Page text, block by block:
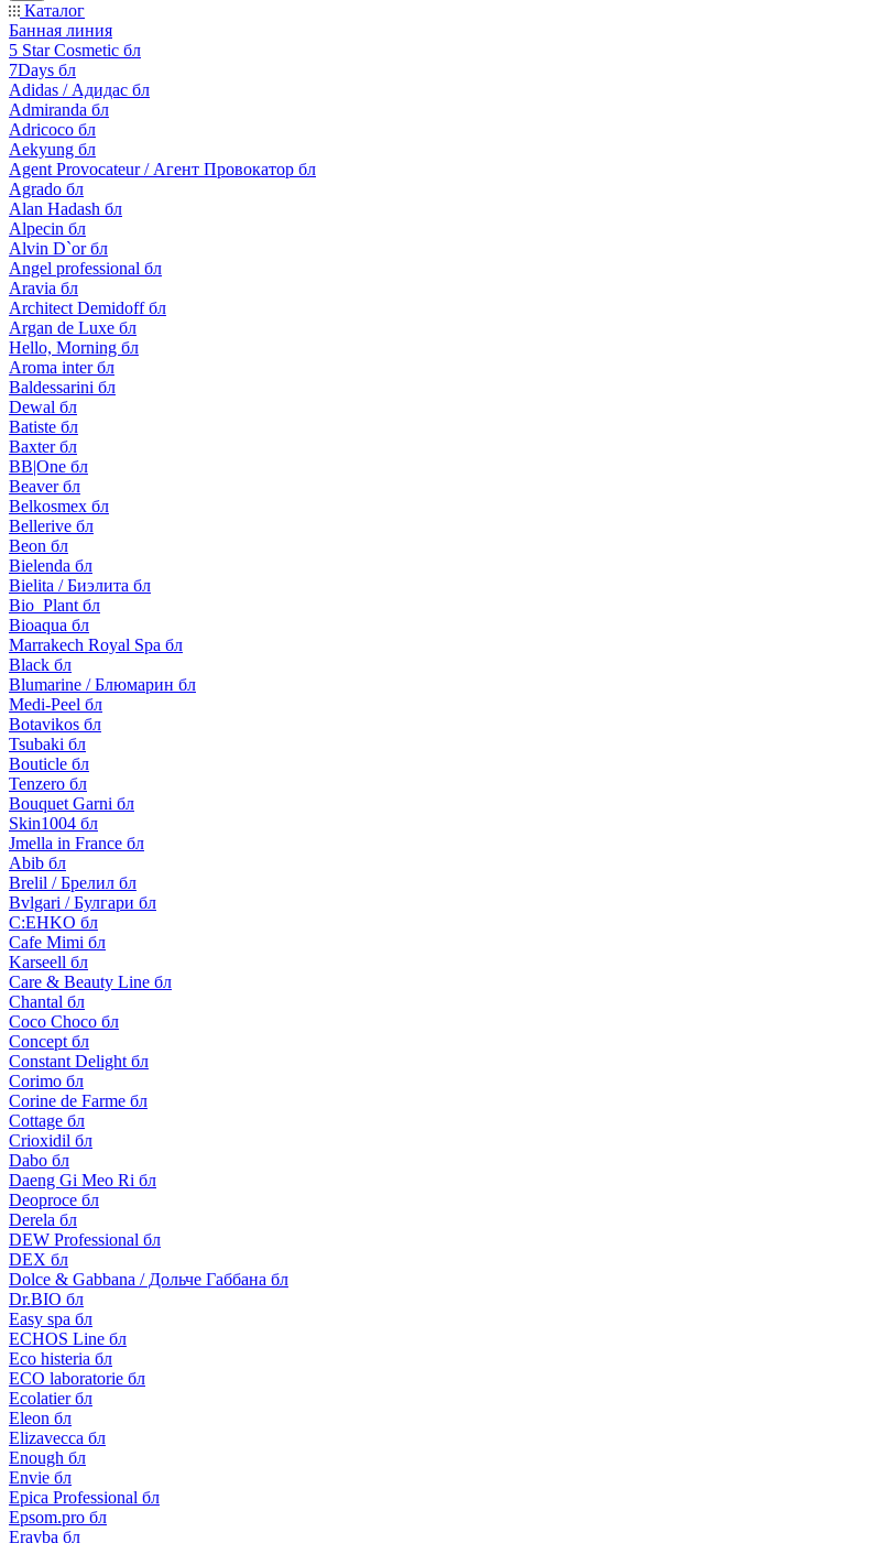
Каталог
Банная линия
5 Star Cosmetic бл
7Days бл
Adidas / Адидас бл
Admiranda бл
Adricoco бл
Aekyung бл
Agent Provocateur / Агент Провокатор бл
Agrado бл
Alan Hadash бл
Alpecin бл
Alvin D`or бл
Angel professional бл
Aravia бл
Architect Demidoff бл
Argan de Luxe бл
Hello, Morning бл
Aroma inter бл
Baldessarini бл
Dewal бл
Batiste бл
Baxter бл
BB|One бл
Beaver бл
Belkosmex бл
Bellerive бл
Beon бл
Bielenda бл
Bielita / Биэлита бл
Bio_Plant бл
Bioaqua бл
Marrakech Royal Spa бл
Black бл
Blumarine / Блюмарин бл
Medi-Peel бл
Botavikos бл
Tsubaki бл
Bouticle бл
Tenzero бл
Bouquet Garni бл
Skin1004 бл
Jmella in France бл
Abib бл
Brelil / Брелил бл
Bvlgari / Булгари бл
C:EHKO бл
Cafe Mimi бл
Karseell бл
Care & Beauty Line бл
Chantal бл
Coco Choco бл
Concept бл
Constant Delight бл
Corimo бл
Corine de Farme бл
Cottage бл
Crioxidil бл
Dabo бл
Daeng Gi Meo Ri бл
Deoproce бл
Derela бл
DEW Professional бл
DEX бл
Dolce & Gabbana / Дольче Габбана бл
Dr.BIO бл
Easy spa бл
ECHOS Line бл
Eco histeria бл
ECO laboratorie бл
Ecolatier бл
Eleon бл
Elizavecca бл
Enough бл
Envie бл
Epica Professional бл
Epsom.pro бл
Erayba бл